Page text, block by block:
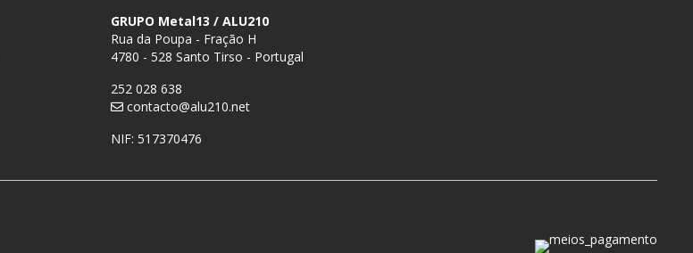
GRUPO Metal13 / ALU210
Rua da Poupa - Fração H
4780 - 528 Santo Tirso - Portugal
252 028 638
contacto@alu210.net
NIF: 517370476